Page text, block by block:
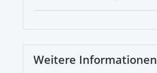
Weitere Informationen